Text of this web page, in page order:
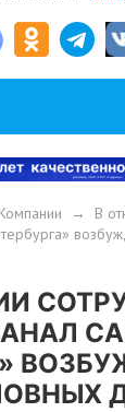
Компании → В